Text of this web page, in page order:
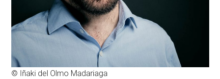
© Iñaki del Olmo Madariaga